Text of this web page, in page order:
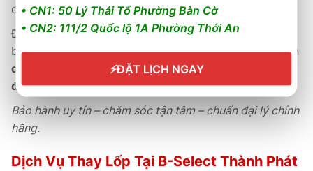
để đảm bảo hiệu suất vận hành tối ưu.
Đội ngũ kỹ thuật viên tại B-Select được đào tạo bài
bản theo tiêu chuẩn Michelin & Bridgestone, mang đến
dịch vụ chuyên nghiệp, chính xác và tận tâm hàng
đầu.
Bảo hành uy tín – chăm sóc tận tâm – chuẩn đại lý chính
hãng.
Dịch Vụ Thay Lốp Tại B-Select Thành Phát
• CN1: 50 Lý Thái Tổ Phường Bàn Cờ
• CN2: 111/2 Quốc lộ 1A Phường Thới An
⚡ĐẶT LỊCH NGAY